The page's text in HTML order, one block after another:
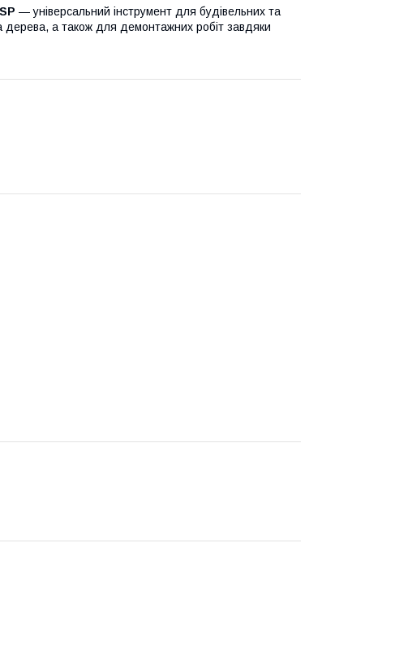
— універсальний інструмент для будівельних та
дерева, а також для демонтажних робіт завдяки